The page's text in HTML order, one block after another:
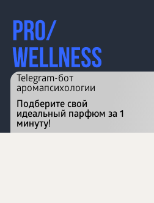
Перейти на сайт
Telegram-бот
аромапсихологии
Подберите свой
идеальный парфюм за 1
минуту!